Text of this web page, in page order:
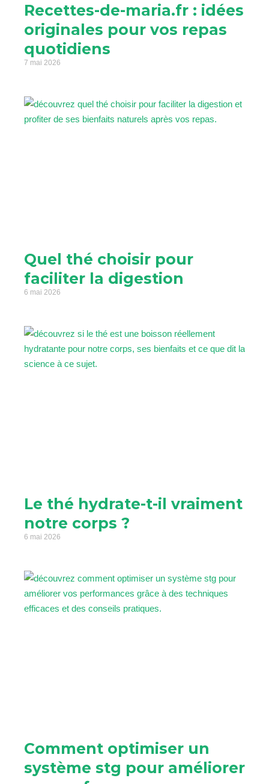
Recettes-de-maria.fr : idées
originales pour vos repas
quotidiens
7 mai 2026
Quel thé choisir pour
faciliter la digestion
6 mai 2026
Le thé hydrate-t-il vraiment
notre corps ?
6 mai 2026
Comment optimiser un
système stg pour améliorer